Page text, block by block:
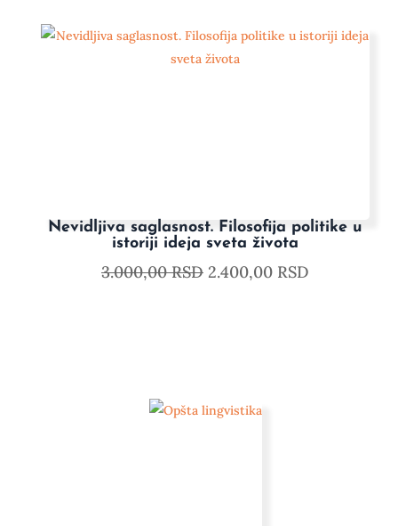
Nevidljiva saglasnost. Filosofija politike u
istoriji ideja sveta života
3.000,00RSD 2.400,00 RSD